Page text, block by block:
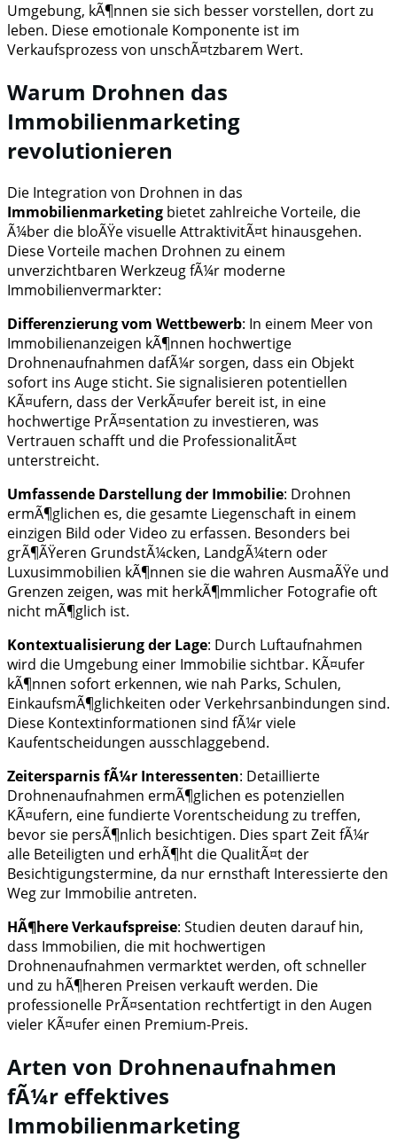
Umgebung, kÃ¶nnen sie sich besser vorstellen, dort zu
leben. Diese emotionale Komponente ist im
Verkaufsprozess von unschÃ¤tzbarem Wert.
Warum Drohnen das
Immobilienmarketing
revolutionieren
Die Integration von Drohnen in das
Immobilienmarketing bietet zahlreiche Vorteile, die
Ã¼ber die bloÃŸe visuelle AttraktivitÃ¤t hinausgehen.
Diese Vorteile machen Drohnen zu einem
unverzichtbaren Werkzeug fÃ¼r moderne
Immobilienvermarkter:
Differenzierung vom Wettbewerb: In einem Meer von
Immobilienanzeigen kÃ¶nnen hochwertige
Drohnenaufnahmen dafÃ¼r sorgen, dass ein Objekt
sofort ins Auge sticht. Sie signalisieren potentiellen
KÃ¤ufern, dass der VerkÃ¤ufer bereit ist, in eine
hochwertige PrÃ¤sentation zu investieren, was
Vertrauen schafft und die ProfessionalitÃ¤t
unterstreicht.
Umfassende Darstellung der Immobilie: Drohnen
ermÃ¶glichen es, die gesamte Liegenschaft in einem
einzigen Bild oder Video zu erfassen. Besonders bei
grÃ¶ÃŸeren GrundstÃ¼cken, LandgÃ¼tern oder
Luxusimmobilien kÃ¶nnen sie die wahren AusmaÃŸe und
Grenzen zeigen, was mit herkÃ¶mmlicher Fotografie oft
nicht mÃ¶glich ist.
Kontextualisierung der Lage: Durch Luftaufnahmen
wird die Umgebung einer Immobilie sichtbar. KÃ¤ufer
kÃ¶nnen sofort erkennen, wie nah Parks, Schulen,
EinkaufsmÃ¶glichkeiten oder Verkehrsanbindungen sind.
Diese Kontextinformationen sind fÃ¼r viele
Kaufentscheidungen ausschlaggebend.
Zeitersparnis fÃ¼r Interessenten: Detaillierte
Drohnenaufnahmen ermÃ¶glichen es potenziellen
KÃ¤ufern, eine fundierte Vorentscheidung zu treffen,
bevor sie persÃ¶nlich besichtigen. Dies spart Zeit fÃ¼r
alle Beteiligten und erhÃ¶ht die QualitÃ¤t der
Besichtigungstermine, da nur ernsthaft Interessierte den
Weg zur Immobilie antreten.
HÃ¶here Verkaufspreise: Studien deuten darauf hin,
dass Immobilien, die mit hochwertigen
Drohnenaufnahmen vermarktet werden, oft schneller
und zu hÃ¶heren Preisen verkauft werden. Die
professionelle PrÃ¤sentation rechtfertigt in den Augen
vieler KÃ¤ufer einen Premium-Preis.
Arten von Drohnenaufnahmen
fÃ¼r effektives
Immobilienmarketing